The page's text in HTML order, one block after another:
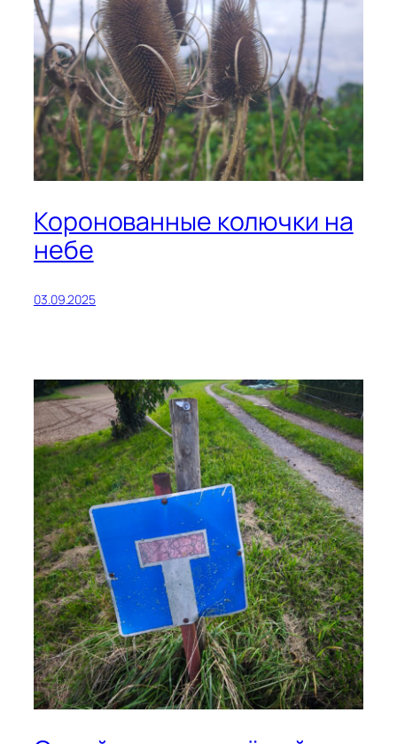
Коронованные колючки на
небе
03.09.2025